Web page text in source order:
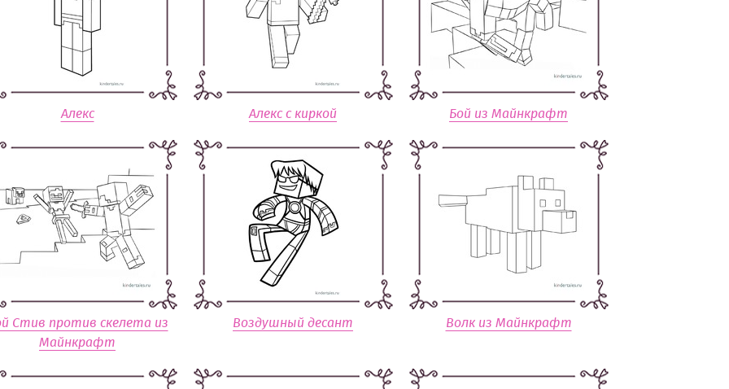
Алекс Алекс с киркой Бой из Майнкрафт
Стив против скелета из
Майнкрафт
Воздушный десант Волк из Майнкрафт